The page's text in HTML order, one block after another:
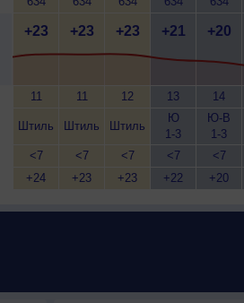
+23
11
Штиль
<7
+24
+23
11
Штиль
<7
+23
+23
12
Штиль
<7
+23
+21
13
Ю
1-3
<7
+22
+20
14
Ю-В
1-3
<7
+20